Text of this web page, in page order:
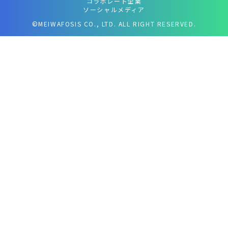
ソーシャルメディア
©MEIWAFOSIS CO., LTD. ALL RIGHT RESERVED.